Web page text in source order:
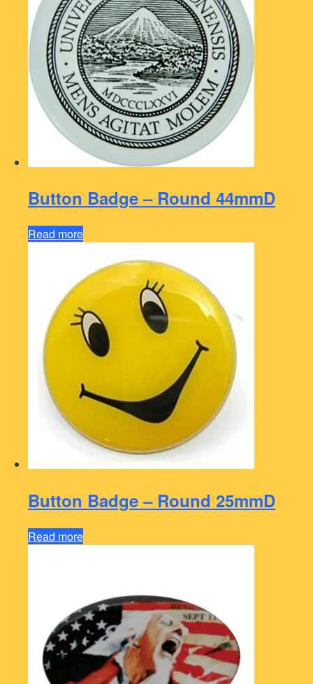
Button Badge – Round 44mmD
Read more
Button Badge – Round 25mmD
Read more